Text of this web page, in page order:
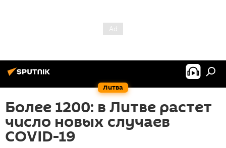
Литва
Более 1200: в Литве растет
число новых случаев
COVID-19